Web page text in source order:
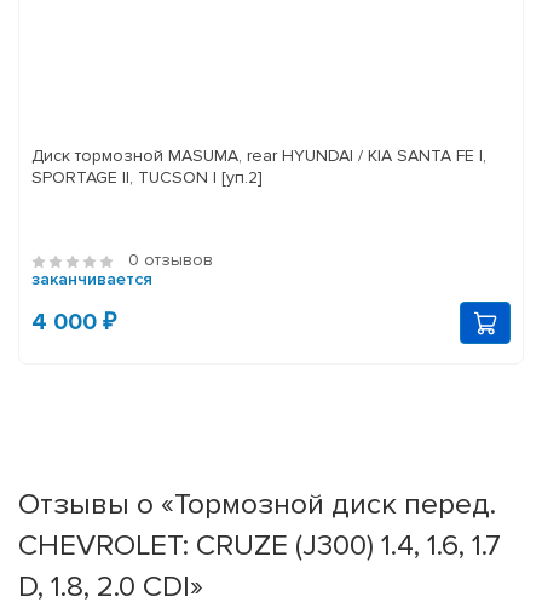
Диск тормозной MASUMA, rear HYUNDAI / KIA SANTA FE I,
SPORTAGE II, TUCSON I [уп.2]
0 отзывов
заканчивается
4 000 ₽
Отзывы о «Тормозной диск перед.
CHEVROLET: CRUZE (J300) 1.4, 1.6, 1.7
D, 1.8, 2.0 CDI»